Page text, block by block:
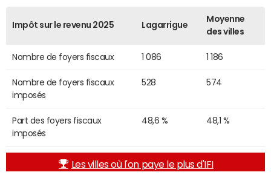
Impôt sur le revenu 2025 Lagarrigue
Moyenne
des villes
Nombre de foyers fiscaux 1 086 1 186
Nombre de foyers fiscaux
imposés
528 574
Part des foyers fiscaux
imposés
48,6 % 48,1 %
Les villes où l'on paye le plus d'IFI